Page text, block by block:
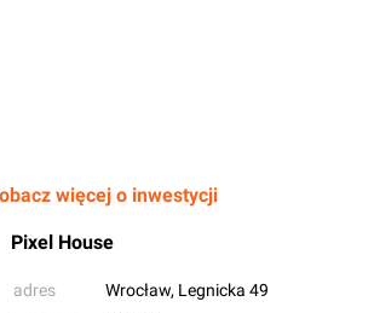
więcej o inwestycji
Pixel House
adres Wrocław, Legnicka 49